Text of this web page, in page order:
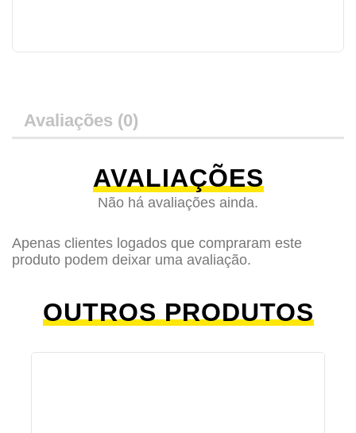
Avaliações (0)
AVALIAÇÕES
Não há avaliações ainda.
Apenas clientes logados que compraram este
produto podem deixar uma avaliação.
OUTROS PRODUTOS